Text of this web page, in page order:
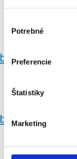
súhlasu
Potrebné
Stav:
Preferencie
Stav:
Štatistiky
Stav:
Marketing
Stav:
bariery
bariery